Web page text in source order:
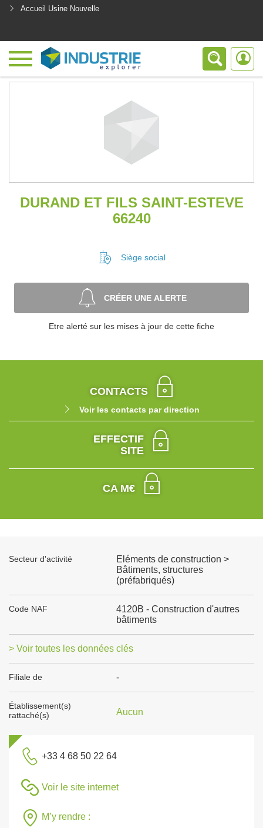
Accueil Usine Nouvelle
DURAND ET FILS SAINT-ESTEVE
66240
Siège social
CRÉER UNE ALERTE
Etre alerté sur les mises à jour de cette fiche
CONTACTS
Voir les contacts par direction
EFFECTIF
SITE
CA M€
Secteur d'activité
Eléments de construction >
Bâtiments, structures
(préfabriqués)
Code NAF
4120B - Construction d'autres
bâtiments
> Voir toutes les données clés
Filiale de -
Établissement(s)
rattaché(s)
Aucun
+33 4 68 50 22 64
Voir le site internet
M’y rendre :